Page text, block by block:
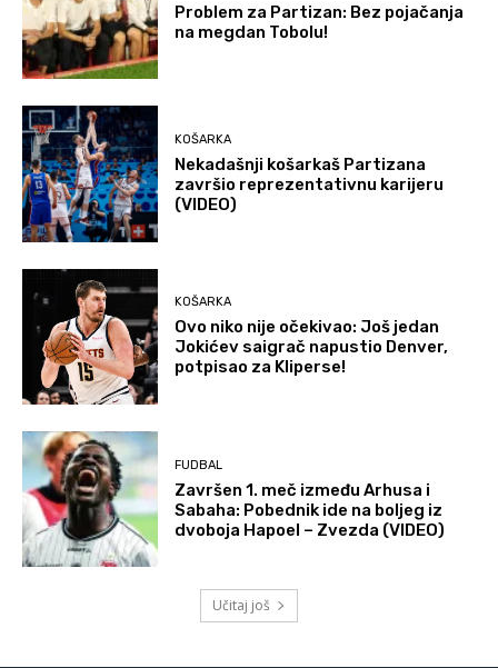
Problem za Partizan: Bez pojačanja
na megdan Tobolu!
KOŠARKA
Nekadašnji košarkaš Partizana
završio reprezentativnu karijeru
(VIDEO)
KOŠARKA
Ovo niko nije očekivao: Još jedan
Jokićev saigrač napustio Denver,
potpisao za Kliperse!
FUDBAL
Završen 1. meč između Arhusa i
Sabaha: Pobednik ide na boljeg iz
dvoboja Hapoel – Zvezda (VIDEO)
Učitaj još